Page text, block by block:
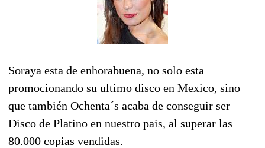
Soraya esta de enhorabuena, no solo esta
promocionando su ultimo disco en Mexico, sino
que también Ochenta´s acaba de conseguir ser
Disco de Platino en nuestro pais, al superar las
80.000 copias vendidas.